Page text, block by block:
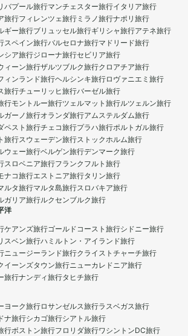
バプール旅行マンチェスター旅行イタリア旅行
旅行フィレンツェ旅行 ミラノ旅行ナポリ旅行
ギー旅行ブリュッセル旅行ギリシャ旅行アテネ旅行
スペイン旅行バルセロナ旅行マドリード旅行
シア旅行ジローナ旅行セビリア旅行
ィーン旅行ザルツブルク旅行クロアチア旅行
ィンランド旅行ヘルシンキ旅行ロヴァニエミ旅行
旅行チューリッヒ旅行バーゼル旅行
行モントルー旅行ツェルマット旅行ルツェルン旅行
ガーノ旅行オランダ旅行アムステルダム旅行
ペスト旅行チェコ旅行プラハ旅行ポルトガル旅行
旅行スウェーデン旅行ストックホルム旅行
ウェー旅行ベルゲン旅行デンマーク旅行
スロベニア旅行フランクフルト旅行
ナコ旅行エストニア旅行タリン旅行
ルタ旅行マルタ島旅行スロバキア旅行
ガリア旅行ルクセンブルク旅行
洋
ケアンズ旅行ゴールドコースト旅行シドニー旅行
スベン旅行ハミルトン・アイランド旅行
ニュージーランド旅行クライストチャーチ旅行
イーンズタウン旅行ニューカレドニア旅行
旅行ナンディ旅行タヒチ旅行
ヨーク旅行ロサンゼルス旅行ラスベガス旅行
ナ旅行シカゴ旅行シアトル旅行
行ボストン旅行フロリダ旅行ワシントンDC旅行